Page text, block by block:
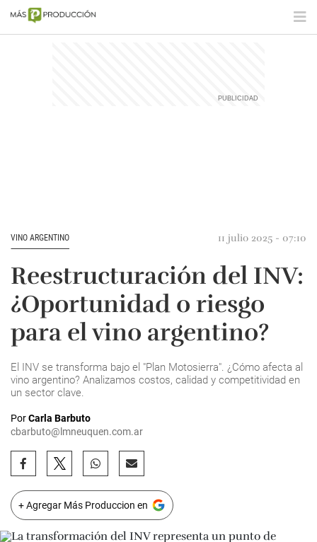
VINO ARGENTINO 11 julio 2025 - 07:10
Reestructuración del INV:
¿Oportunidad o riesgo
para el vino argentino?
El INV se transforma bajo el "Plan Motosierra". ¿Cómo afecta al
vino argentino? Analizamos costos, calidad y competitividad en
un sector clave.
PorCarla Barbuto
cbarbuto@lmneuquen.com.ar
+ Agregar Más Produccion en